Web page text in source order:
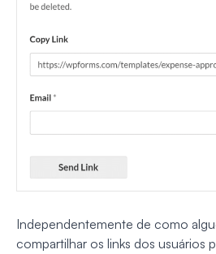
Independentemente de como
compartilhar os links dos usuários